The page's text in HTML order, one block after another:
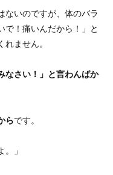
ないのですが、体のバラ
で！痛いんだから！」と
ません。
なさい！」と言わんばか
らです。
」